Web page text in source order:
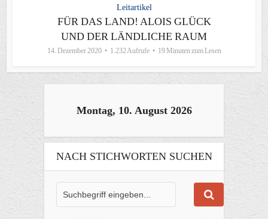
Leitartikel
FÜR DAS LAND! ALOIS GLÜCK
UND DER LÄNDLICHE RAUM
14. Dezember 2020 1.232 Aufrufe 19 Minuten zum Lesen
Montag, 10. August 2026
NACH STICHWORTEN SUCHEN